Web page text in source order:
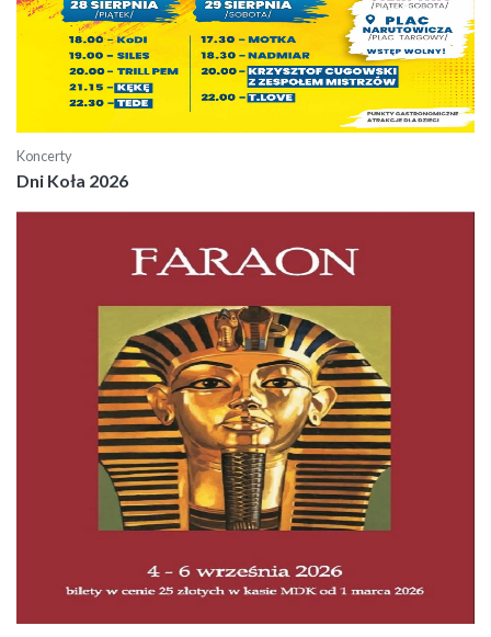
Koncerty
Dni Koła 2026